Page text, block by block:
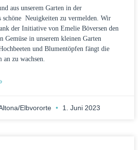
aus unserem Garten in der
schöne Neuigkeiten zu vermelden. Wir
der Initiative von Emelie Böversen den
Gemüse in unserem kleinen Garten
und Blumentöpfen fängt die
an zu wachsen.
Elbvororte 1. Juni 2023